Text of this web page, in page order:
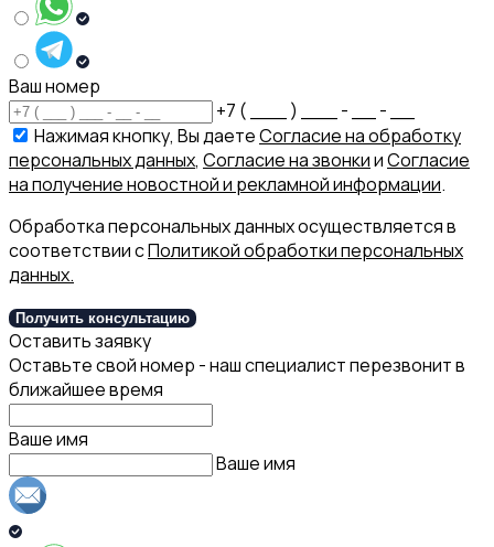
Ваш номер
+7 ( ___ ) ___ - __ - __
Нажимая кнопку, Вы даетеСогласие на обработку
персональных данных, Согласие на звонкииСогласие
на получение новостной и рекламной информации.
Обработка персональных данных осуществляется в
соответствии сПолитикой обработки персональных
данных.
Получить консультацию
Оставить заявку
Оставьте свой номер - наш специалист перезвонит в
ближайшее время
Ваше имя
Ваше имя